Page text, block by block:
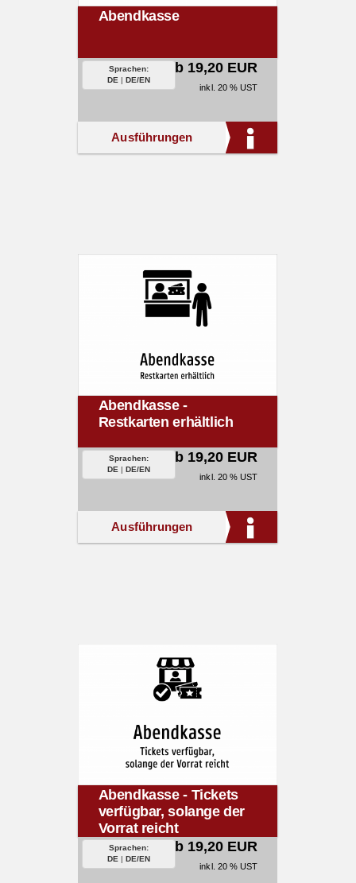
Abendkasse
Sprachen:
DE | DE/EN
ab 19,20 EUR
inkl. 20 % UST
Ausführungen
Abendkasse -
Restkarten erhältlich
Sprachen:
DE | DE/EN
ab 19,20 EUR
inkl. 20 % UST
Ausführungen
Abendkasse - Tickets
verfügbar, solange der
Vorrat reicht
Sprachen:
DE | DE/EN
ab 19,20 EUR
inkl. 20 % UST